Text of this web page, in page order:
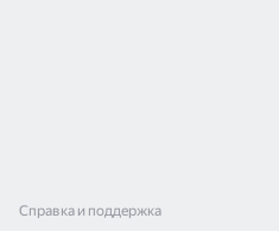
Справка и поддержка